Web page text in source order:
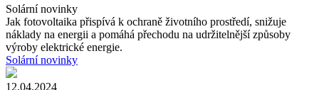
Solární novinky
Jak fotovoltaika přispívá k ochraně životního prostředí, snižuje
náklady na energii a pomáhá přechodu na udržitelnější způsoby
výroby elektrické energie.
Solární novinky
12.04.2024